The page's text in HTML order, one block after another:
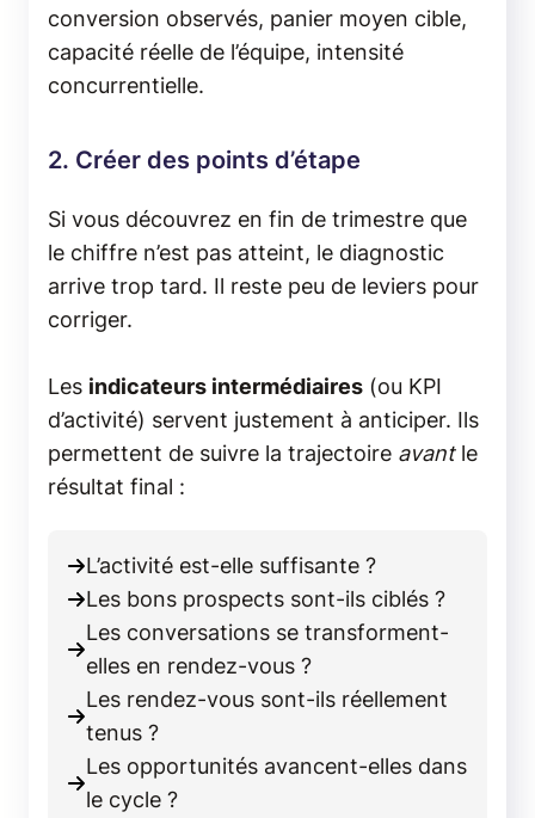
conversion observés, panier moyen cible,
capacité réelle de l’équipe, intensité
concurrentielle.
2. Créer des points d’étape
Si vous découvrez en fin de trimestre que
le chiffre n’est pas atteint, le diagnostic
arrive trop tard. Il reste peu de leviers pour
corriger.
Les indicateurs intermédiaires (ou KPI
d’activité) servent justement à anticiper. Ils
permettent de suivre la trajectoire avantle
résultat final :
L’activité est-elle suffisante ?
Les bons prospects sont-ils ciblés ?
Les conversations se transforment-
elles en rendez-vous ?
Les rendez-vous sont-ils réellement
tenus ?
Les opportunités avancent-elles dans
le cycle ?